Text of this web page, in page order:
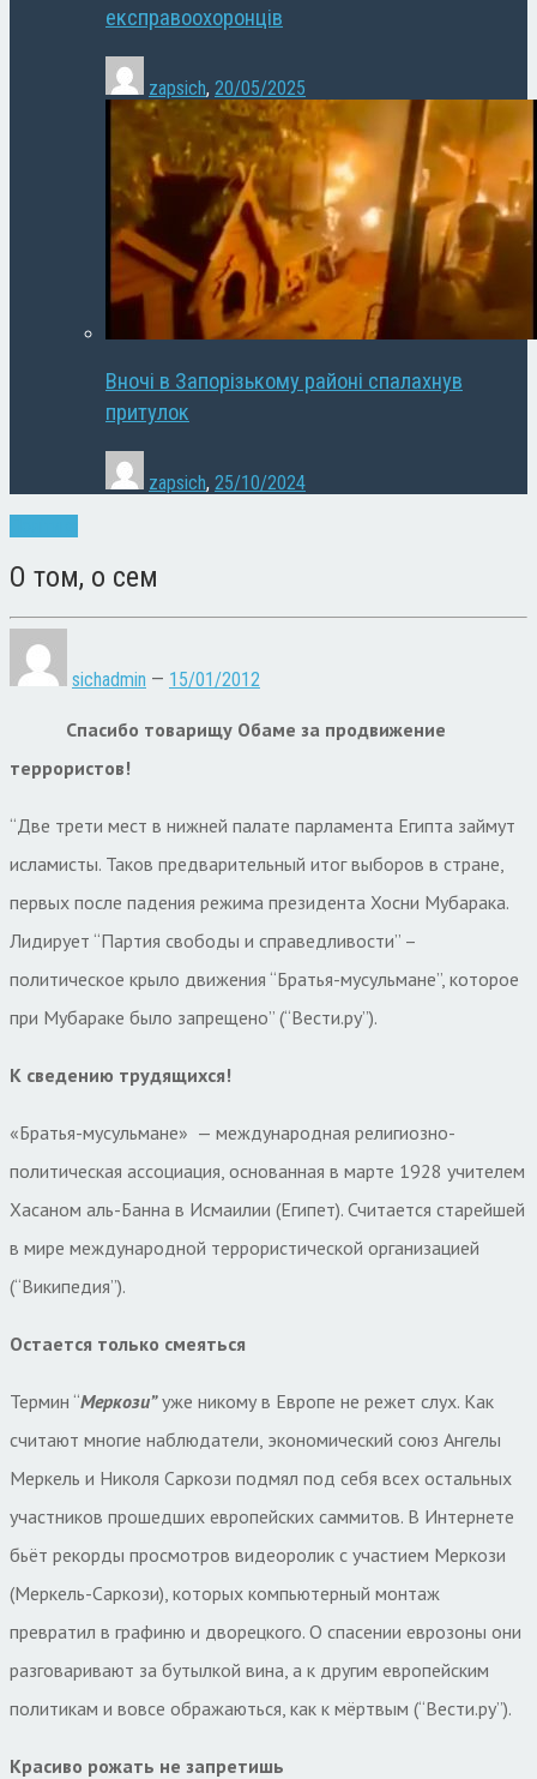
експравоохоронців
zapsich, 20/05/2025
Вночі в Запорізькому районі спалахнув
притулок
zapsich, 25/10/2024
О том, о сем
sichadmin — 15/01/2012
Спасибо товарищу Обаме за продвижение
террористов!
“Две трети мест в нижней палате парламента Египта займут
исламисты. Таков предварительный итог выборов в стране,
первых после падения режима президента Хосни Мубарака.
Лидирует “Партия свободы и справедливости” –
политическое крыло движения “Братья-мусульмане”, которое
при Мубараке было запрещено” (“Вести.ру”).
К сведению трудящихся!
«Братья-мусульмане» — международная религиозно-
политическая ассоциация, основанная в марте 1928 учителем
Хасаном аль-Банна в Исмаилии (Египет). Считается старейшей
в мире международной террористической организацией
(“Википедия”).
Остается только смеяться
Термин “Меркози”уже никому в Европе не режет слух. Как
считают многие наблюдатели, экономический союз Ангелы
Меркель и Николя Саркози подмял под себя всех остальных
участников прошедших европейских саммитов. В Интернете
бьёт рекорды просмотров видеоролик с участием Меркози
(Меркель-Саркози), которых компьютерный монтаж
превратил в графиню и дворецкого. О спасении еврозоны они
разговаривают за бутылкой вина, а к другим европейским
политикам и вовсе ображаються, как к мёртвым (“Вести.ру”).
Красиво рожать не запретишь